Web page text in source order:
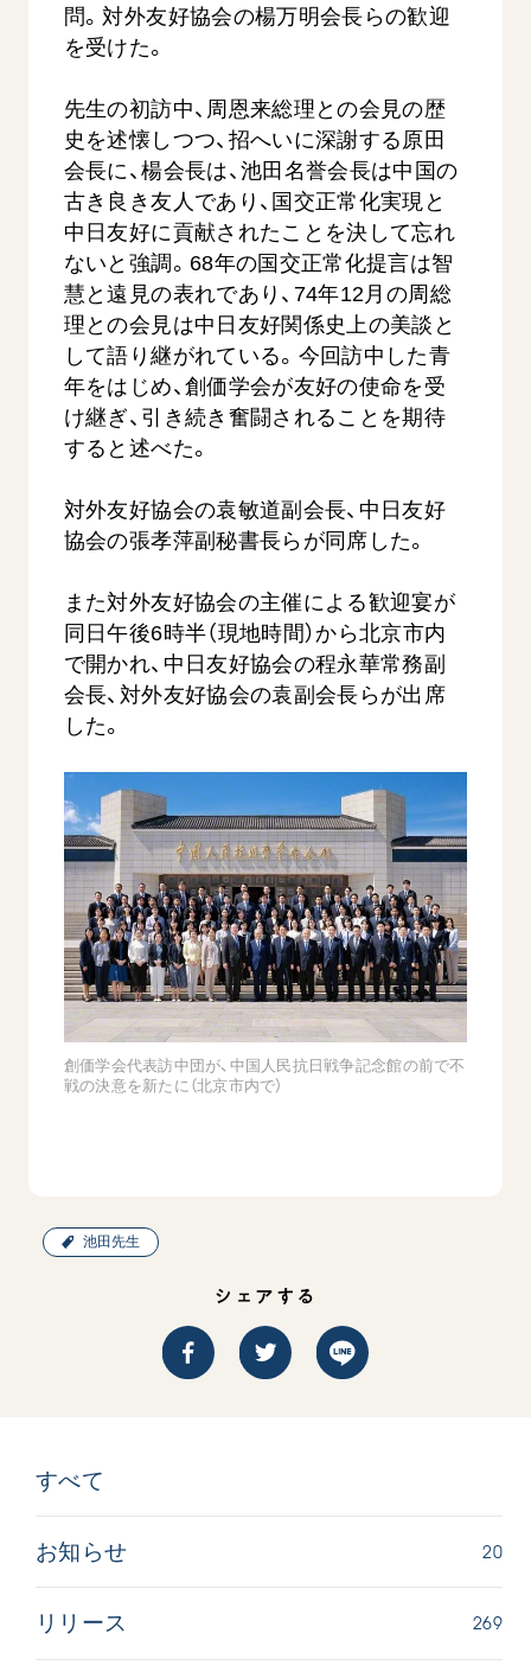
【被爆証言】「原爆の子」として生きた80年
広島県 早志百…
2026.08.06
SDGs 平和 動画
証言
問。対外友好協会の楊万明会長らの歓迎
を受けた。
先生の初訪中、周恩来総理との会見の歴
史を述懐しつつ、招へいに深謝する原田
会長に、楊会長は、池田名誉会長は中国の
古き良き友人であり、国交正常化実現と
中日友好に貢献されたことを決して忘れ
ないと強調。68年の国交正常化提言は智
慧と遠見の表れであり、74年12月の周総
理との会見は中日友好関係史上の美談と
して語り継がれている。今回訪中した青
年をはじめ、創価学会が友好の使命を受
け継ぎ、引き続き奮闘されることを期待
すると述べた。
対外友好協会の袁敏道副会長、中日友好
協会の張孝萍副秘書長らが同席した。
また対外友好協会の主催による歓迎宴が
同日午後6時半（現地時間）から北京市内
で開かれ、中日友好協会の程永華常務副
会長、対外友好協会の袁副会長らが出席
した。
創価学会代表訪中団が、中国人民抗日戦争記念館の前で不
戦の決意を新たに（北京市内で）
池田先生
シェアする
すべて
お知らせ 20
リリース 269